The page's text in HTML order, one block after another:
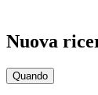
Nuova
Quando